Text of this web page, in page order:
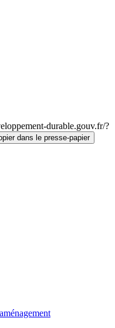
durable.gouv.fr/?
dans le presse-papier